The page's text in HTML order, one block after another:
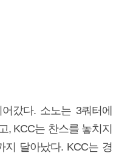
갔다. 소노는 3쿼터에
, KCC는 찬스를 놓치지
지 달아났다. KCC는 경